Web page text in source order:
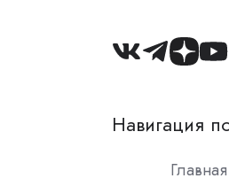
Навигация
Главная